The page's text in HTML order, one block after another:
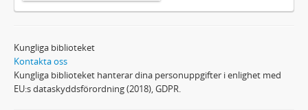
Kungliga biblioteket
Kontakta oss
Kungliga biblioteket hanterar dina personuppgifter i enlighet med
EU:s dataskyddsförordning (2018), GDPR.